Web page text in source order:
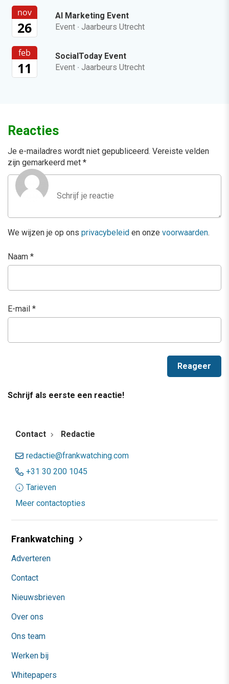
nov
26
AI Marketing Event
Event · Jaarbeurs Utrecht
feb
11
SocialToday Event
Event · Jaarbeurs Utrecht
Reacties
Je e-mailadres wordt niet gepubliceerd. Vereiste velden
zijn gemarkeerd met *
We wijzen je op ons privacybeleid en onze voorwaarden.
Naam *
E-mail *
Schrijf als eerste een reactie!
Contact Redactie
redactie@frankwatching.com
+31 30 200 1045
Tarieven
Meer contactopties
Frankwatching
Adverteren
Contact
Nieuwsbrieven
Over ons
Ons team
Werken bij
Whitepapers